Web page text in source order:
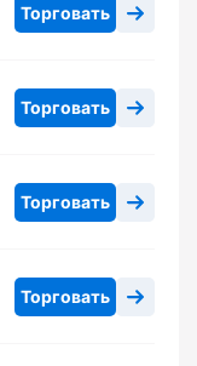
Торговать
Торговать
Торговать
Торговать